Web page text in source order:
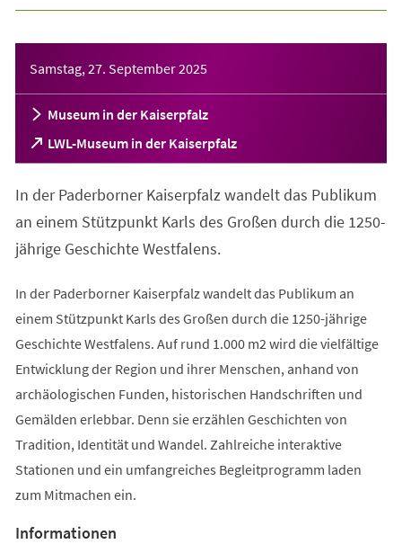
Samstag, 27. September 2025
Museum in der Kaiserpfalz
LWL-Museum in der Kaiserpfalz
(Öffnet
in
neuen
Tab)
In der Paderborner Kaiserpfalz wandelt das Publikum
an einem Stützpunkt Karls des Großen durch die 1250-
jährige Geschichte Westfalens.
In der Paderborner Kaiserpfalz wandelt das Publikum an
einem Stützpunkt Karls des Großen durch die 1250-jährige
Geschichte Westfalens. Auf rund 1.000 m2 wird die vielfältige
Entwicklung der Region und ihrer Menschen, anhand von
archäologischen Funden, historischen Handschriften und
Gemälden erlebbar. Denn sie erzählen Geschichten von
Tradition, Identität und Wandel. Zahlreiche interaktive
Stationen und ein umfangreiches Begleitprogramm laden
zum Mitmachen ein.
Informationen